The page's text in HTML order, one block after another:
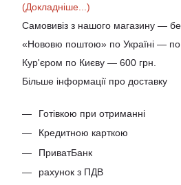
(Докладніше...)
Самовивіз з нашого магазину —
«Нововю поштою» по Україні — по
Кур'єром по Києву — 600 грн.
Більше інформації про доставку
Готівкою при отриманні
Кредитною карткою
ПриватБанк
рахунок з ПДВ